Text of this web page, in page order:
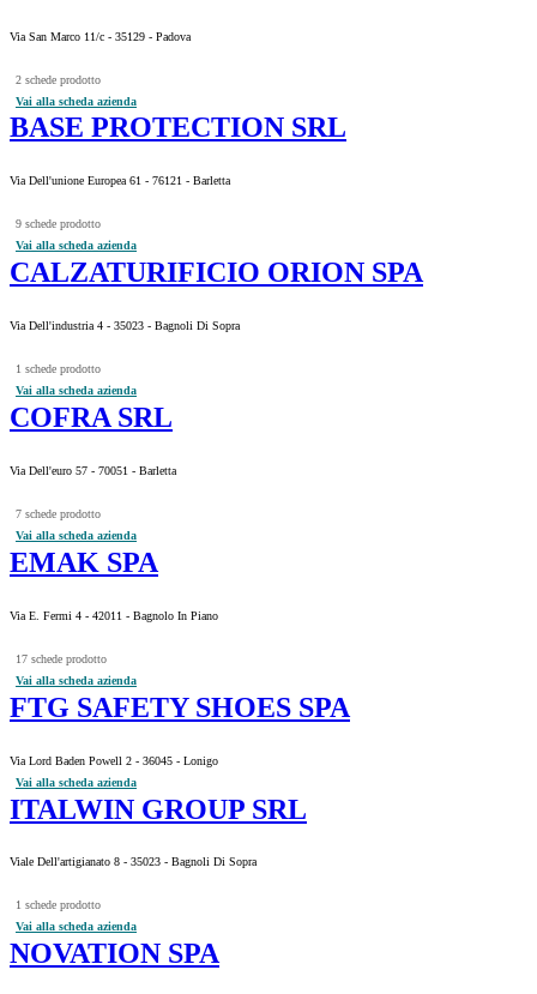
Via San Marco 11/c - 35129 - Padova
2 schede prodotto
Vai alla scheda azienda
BASE PROTECTION SRL
Via Dell'unione Europea 61 - 76121 - Barletta
9 schede prodotto
Vai alla scheda azienda
CALZATURIFICIO ORION SPA
Via Dell'industria 4 - 35023 - Bagnoli Di Sopra
1 schede prodotto
Vai alla scheda azienda
COFRA SRL
Via Dell'euro 57 - 70051 - Barletta
7 schede prodotto
Vai alla scheda azienda
EMAK SPA
Via E. Fermi 4 - 42011 - Bagnolo In Piano
17 schede prodotto
Vai alla scheda azienda
FTG SAFETY SHOES SPA
Via Lord Baden Powell 2 - 36045 - Lonigo
Vai alla scheda azienda
ITALWIN GROUP SRL
Viale Dell'artigianato 8 - 35023 - Bagnoli Di Sopra
1 schede prodotto
Vai alla scheda azienda
NOVATION SPA